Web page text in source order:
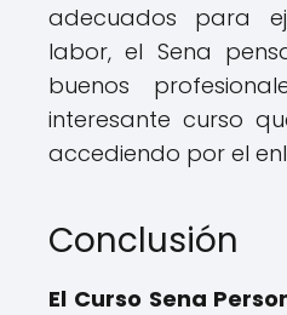
adecuados para
labor, el Sena
buenos
interesante curso
accediendo por el
Conclusión
El Curso Sena